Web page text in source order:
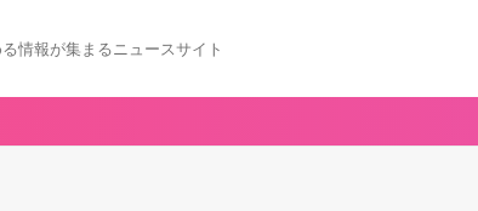
情報が集まるニュースサイト